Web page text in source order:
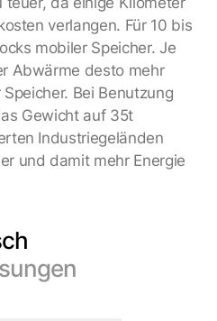
verlangen. Für 10 bis
mobiler Speicher. Je
Abwärme desto mehr
Bei Benutzung
Gewicht auf 35t
Industriegeländen
und damit mehr Energie